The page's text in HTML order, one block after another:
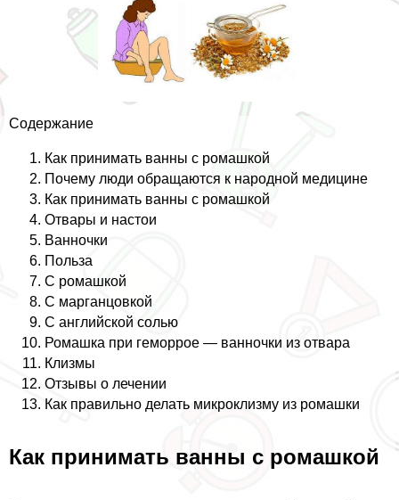
Содержание
Как принимать ванны с ромашкой
Почему люди обращаются к народной медицине
Как принимать ванны с ромашкой
Отвары и настои
Ванночки
Польза
С ромашкой
С марганцовкой
С английской солью
Ромашка при геморрое — ванночки из отвара
Клизмы
Отзывы о лечении
Как правильно делать микроклизму из ромашки
Как принимать ванны с ромашкой